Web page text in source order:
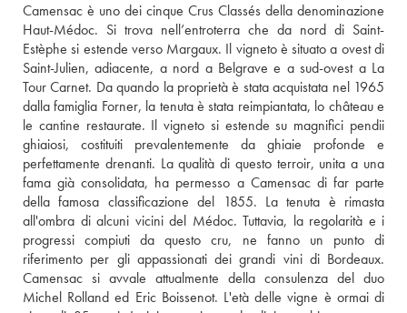
Camensac è uno dei cinque Crus Classés della denominazione
Haut-Médoc. Si trova nell’entroterra che da nord di Saint-
Estèphe si estende verso Margaux. Il vigneto è situato a ovest di
Saint-Julien, adiacente, a nord a Belgrave e a sud-ovest a La
Tour Carnet. Da quando la proprietà è stata acquistata nel 1965
dalla famiglia Forner, la tenuta è stata reimpiantata, lo château e
le cantine restaurate. Il vigneto si estende su magnifici pendii
ghiaiosi, costituiti prevalentemente da ghiaie profonde e
perfettamente drenanti. La qualità di questo terroir, unita a una
fama già consolidata, ha permesso a Camensac di far parte
della famosa classificazione del 1855. La tenuta è rimasta
all'ombra di alcuni vicini del Médoc. Tuttavia, la regolarità e i
progressi compiuti da questo cru, ne fanno un punto di
riferimento per gli appassionati dei grandi vini di Bordeaux.
Camensac si avvale attualmente della consulenza del duo
Michel Rolland ed Eric Boissenot. L'età delle vigne è ormai di